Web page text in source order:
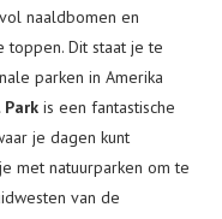
naaldbomen en
toppen. Dit staat je te
parken in Amerika
is een fantastische
je dagen kunt
met natuurparken om te
van de